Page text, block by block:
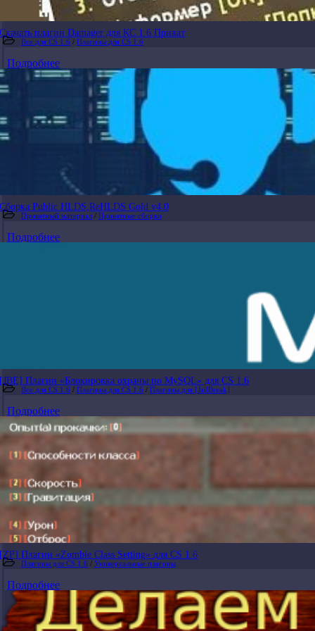
Скачать плагин Damager для КС 1.6 Приват
Все для CS 1.6 / Плагины для CS 1.6
Подробнее
Сборка Public HLDS,ReHLDS Gold v4.0
Приватный материал / Приватные сборки
Подробнее
[JBE] Плагин «Блокировка охраны по MySQL» для CS 1.6
Все для CS 1.6 / Плагины для CS 1.6 / Плагины для [JailBreak]
Подробнее
[ZP] Плагин «Zombie Class Setting» для CS 1.6
Плагины для CS 1.6 / Универсальные плагины
Подробнее